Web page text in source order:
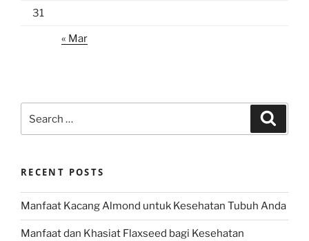
31
« Mar
for:
RECENT POSTS
Manfaat Kacang Almond untuk Kesehatan Tubuh Anda
Manfaat dan Khasiat Flaxseed bagi Kesehatan